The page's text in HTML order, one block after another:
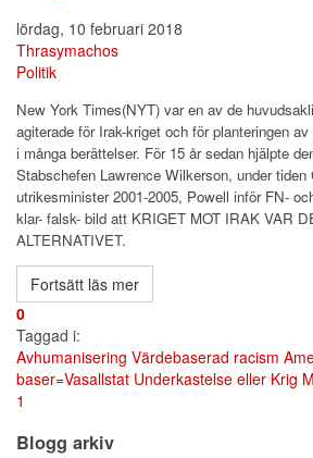
lördag, 10 februari 2018
Thrasymachos
Politik
New York Times(NYT) var en av de
agiterade för Irak-kriget och för planteringen
i många berättelser. För 15 år sedan hjälpte
Stabschefen Lawrence Wilkerson, under
utrikesminister 2001-2005, Powell inför FN-
klar- falsk- bild att KRIGET MOT IRAK VAR
ALTERNATIVET.
Fortsätt läs mer
0
Taggad i:
Avhumanisering Värdebaserad racism
baser=Vasallstat Underkastelse eller Krig
First
Previous
1
Blogg arkiv